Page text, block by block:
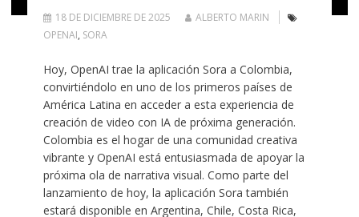
18 DE DICIEMBRE DE 2025
ALBERTO MARIN
OPENAI, SORA
Hoy, OpenAI trae la aplicación Sora a Colombia,
convirtiéndolo en uno de los primeros países de
América Latina en acceder a esta experiencia de
creación de video con IA de próxima generación.
Colombia es el hogar de una comunidad creativa
vibrante y OpenAI está entusiasmada de apoyar la
próxima ola de narrativa visual. Como parte del
lanzamiento de hoy, la aplicación Sora también
estará disponible en Argentina, Chile, Costa Rica,